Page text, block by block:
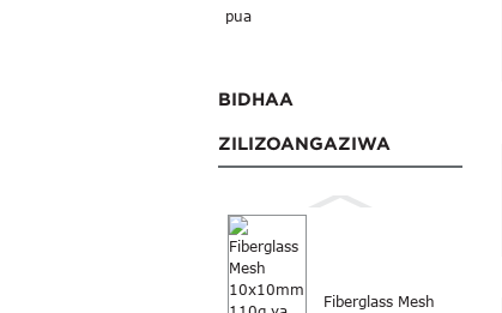
pua
BIDHAA
ZILIZOANGAZIWA
Fiberglass Mesh